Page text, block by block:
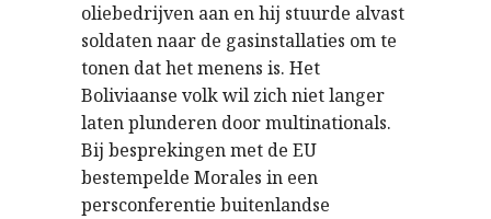
oliebedrijven aan en hij stuurde alvast
soldaten naar de gasinstallaties om te
tonen dat het menens is. Het
Boliviaanse volk wil zich niet langer
laten plunderen door multinationals.
Bij besprekingen met de EU
bestempelde Morales in een
persconferentie buitenlandse